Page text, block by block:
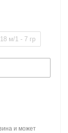
м/1 - 7 гр
и может